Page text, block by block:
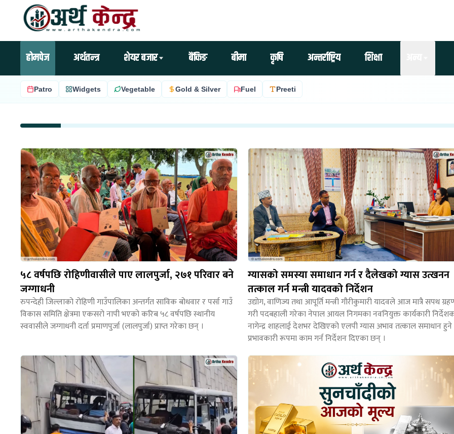
होमपेज अर्थतन्त्र शेयर बजार बैंकिङ बीमा कृषि अन्तर्राष्ट्रिय शिक्षा
Patro Widgets Vegetable Gold & Silver Fuel Preeti
५८ वर्षपछि रोहिणीवासीले पाए लालपुर्जा, २७१ परिवार बने
जग्गाधनी
रुपन्देही जिल्लाको रोहिणी गाउँपालिका अन्तर्गत साविक बोधवार र पर्सा गाउँ
विकास समिति क्षेत्रमा एकसरो नापी भएको करिब ५८ वर्षपछि स्थानीय
स्ववासीले जग्गाधनी दर्ता प्रमाणपुर्जा (लालपुर्जा) प्राप्त गरेका छन् ।
ग्यासको समस्या समाधान गर्न र दैलेखको ग्यास उत्खनन
तत्काल गर्न मन्त्री यादवको निर्देशन
उद्योग, वाणिज्य तथा आपूर्ति मन्त्री गौरीकुमारी यादवले आज मात्रै सपथ
गरी पदबहाली गरेका नेपाल आयल निगमका नवनियुक्त कार्यकारी
नागेन्द्र शाहलाई देशभर देखिएको एलपी ग्यास अभाव तत्काल समाधान हुने
प्रभावकारी रूपमा काम गर्न निर्देशन दिएका छन् ।